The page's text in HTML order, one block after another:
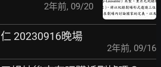
2年前, 09/20
20230916晚場
2年前, 09/16